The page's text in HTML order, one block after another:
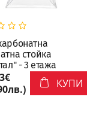
стойка
- 3 етажа
КУПИ